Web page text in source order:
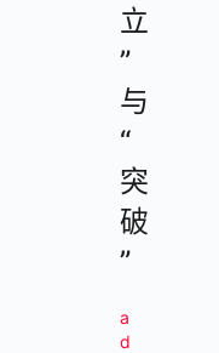
立
”
与
“
突
破
”
a
d